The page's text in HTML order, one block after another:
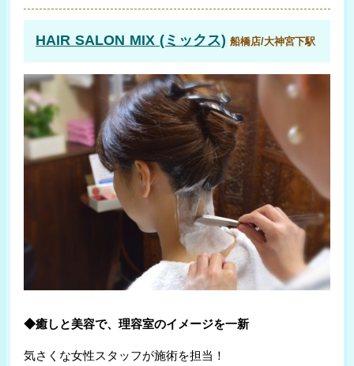
HAIR SALON MIX (ミックス) 船橋店/大神宮下駅
◆癒しと美容で、理容室のイメージを一新
気さくな女性スタッフが施術を担当！